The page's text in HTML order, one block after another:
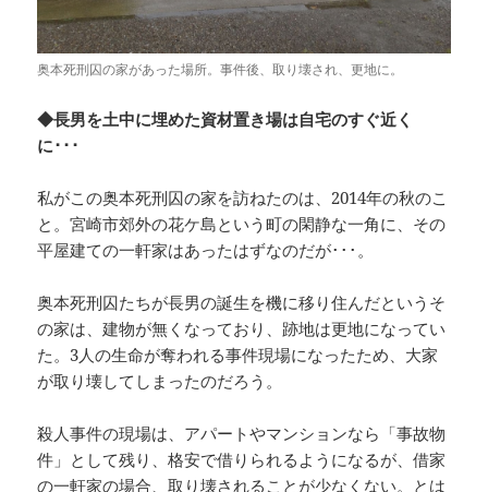
奥本死刑囚の家があった場所。事件後、取り壊され、更地に。
◆長男を土中に埋めた資材置き場は自宅のすぐ近く
に･･･
私がこの奥本死刑囚の家を訪ねたのは、2014年の秋のこ
と。宮崎市郊外の花ケ島という町の閑静な一角に、その
平屋建ての一軒家はあったはずなのだが･･･。
奥本死刑囚たちが長男の誕生を機に移り住んだというそ
の家は、建物が無くなっており、跡地は更地になってい
た。3人の生命が奪われる事件現場になったため、大家
が取り壊してしまったのだろう。
殺人事件の現場は、アパートやマンションなら「事故物
件」として残り、格安で借りられるようになるが、借家
の一軒家の場合、取り壊されることが少なくない。とは